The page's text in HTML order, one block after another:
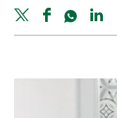
QUÉ
Twitter
share
Facebook
shareshare